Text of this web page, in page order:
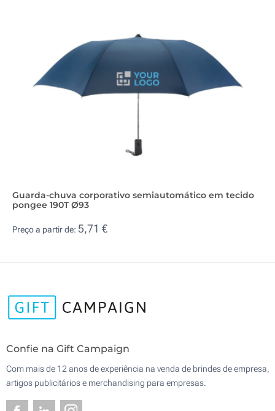
Guarda-chuva corporativo semiautomático em tecido
pongee 190T Ø93
Preço a partir de: 5,71 €
Confie na Gift Campaign
Com mais de 12 anos de experiência na venda de brindes de empresa,
artigos publicitários e merchandising para empresas.